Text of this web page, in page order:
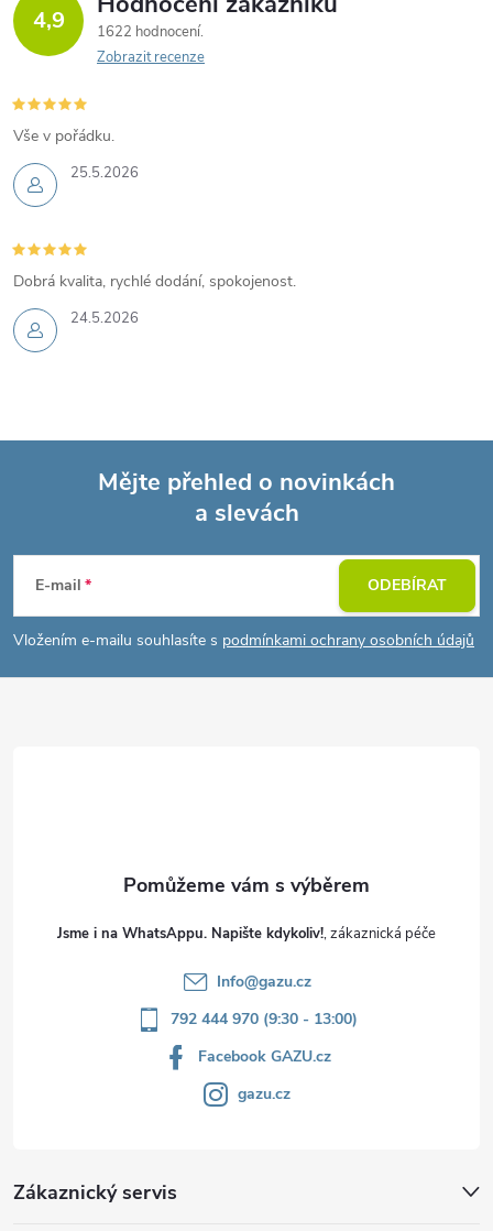
4,9
1622 hodnocení
Zobrazit recenze
25.5.2026
Vše v pořádku.
24.5.2026
Dobrá kvalita, rychlé dodání, spokojenost.
p
a
Mějte přehled o novinkách
a slevách
E-mail
Vložením e-mailu souhlasíte s podmínkami ochrany osobních údajů
ODEBÍRAT
Jsme i na WhatsAppu. Napište kdykoliv!
Info@gazu.cz
792 444 970 (9:30 - 13:00)
Facebook GAZU.cz
gazu.cz
Zákaznický servis